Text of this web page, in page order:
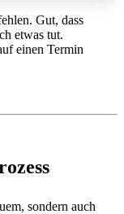
Gut, dass
etwas tut.
einen Termin
sondern auch